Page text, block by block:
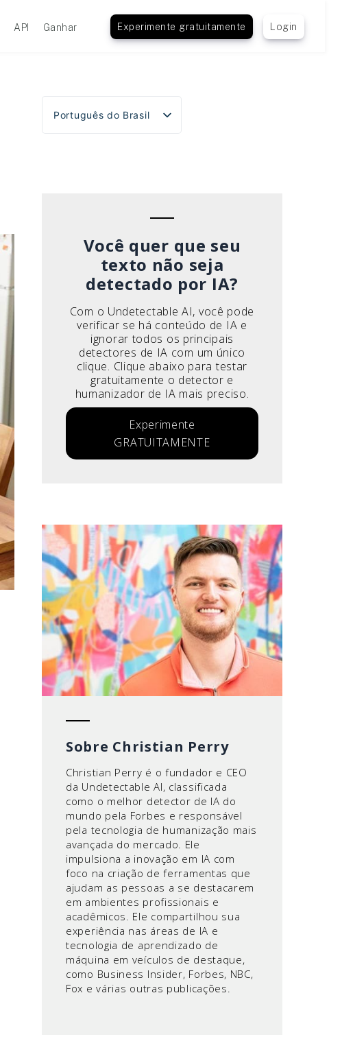
API Ganhar Experimente gratuitamente Login
Português do Brasil
English
Você quer que seu
texto não seja
detectado por IA?
Com o Undetectable AI, você pode
verificar se há conteúdo de IA e
ignorar todos os principais
detectores de IA com um único
clique. Clique abaixo para testar
gratuitamente o detector e
humanizador de IA mais preciso.
Experimente
GRATUITAMENTE
Sobre Christian Perry
Christian Perry é o fundador e CEO
da Undetectable AI, classificada
como o melhor detector de IA do
mundo pela Forbes e responsável
pela tecnologia de humanização mais
avançada do mercado. Ele
impulsiona a inovação em IA com
foco na criação de ferramentas que
ajudam as pessoas a se destacarem
em ambientes profissionais e
acadêmicos. Ele compartilhou sua
experiência nas áreas de IA e
tecnologia de aprendizado de
máquina em veículos de destaque,
como Business Insider, Forbes, NBC,
Fox e várias outras publicações.